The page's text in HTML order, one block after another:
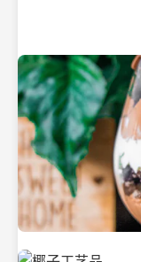
纯净的初榨椰子油
美味的椰子食品